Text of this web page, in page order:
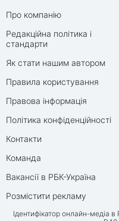
Про компанію
Редакційна політика і
стандарти
Як стати нашим автором
Правила користування
Правова інформація
Політика конфіденційності
Контакти
Команда
Вакансії в РБК-Україна
Розмістити рекламу
Ідентифікатор онлайн-медіа в